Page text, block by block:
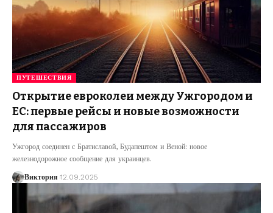
ПУТЕШЕСТВИЯ
Открытие евроколеи между Ужгородом и
ЕС: первые рейсы и новые возможности
для пассажиров
Ужгород соединен с Братиславой, Будапештом и Веной: новое
железнодорожное сообщение для украинцев.
Виктория 12.09.2025